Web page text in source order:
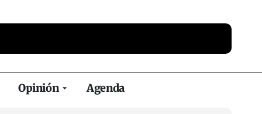
Opinión Agenda